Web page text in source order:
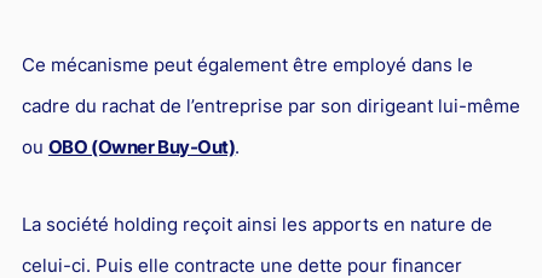
Ce mécanisme peut également être employé dans le
cadre du rachat de l’entreprise par son dirigeant lui-même
ou OBO (Owner Buy-Out).
La société holding reçoit ainsi les apports en nature de
celui-ci. Puis elle contracte une dette pour financer